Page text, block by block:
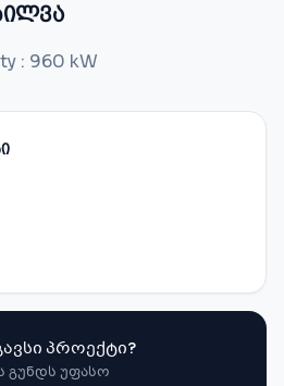
: 960 kW
პროექტი?
გუნდს უფასო